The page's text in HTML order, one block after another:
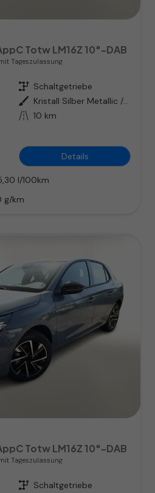
Totw LM16Z 10"-DAB
Tageszulassung
Getriebe Schaltgetriebe
Außenfarbe
Kristall Silber Metallic / Dach
Kilometerstand 10 km
Details
l/100km
g/km
Totw LM16Z 10"-DAB
Tageszulassung
Getriebe Schaltgetriebe